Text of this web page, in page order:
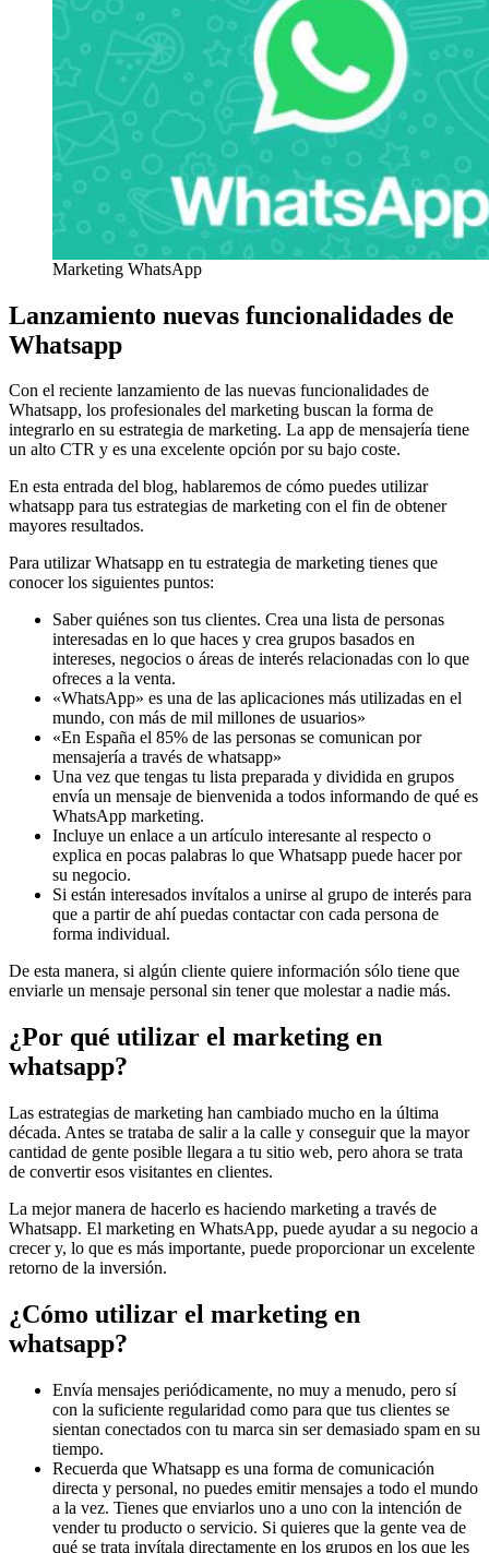
Marketing WhatsApp
Lanzamiento nuevas funcionalidades de
Whatsapp
Con el reciente lanzamiento de las nuevas funcionalidades de
Whatsapp, los profesionales del marketing buscan la forma de
integrarlo en su estrategia de marketing. La app de mensajería tiene
un alto CTR y es una excelente opción por su bajo coste.
En esta entrada del blog, hablaremos de cómo puedes utilizar
whatsapp para tus estrategias de marketing con el fin de obtener
mayores resultados.
Para utilizar Whatsapp en tu estrategia de marketing tienes que
conocer los siguientes puntos:
Saber quiénes son tus clientes. Crea una lista de personas
interesadas en lo que haces y crea grupos basados en
intereses, negocios o áreas de interés relacionadas con lo que
ofreces a la venta.
«WhatsApp» es una de las aplicaciones más utilizadas en el
mundo, con más de mil millones de usuarios»
«En España el 85% de las personas se comunican por
mensajería a través de whatsapp»
Una vez que tengas tu lista preparada y dividida en grupos
envía un mensaje de bienvenida a todos informando de qué es
WhatsApp marketing.
Incluye un enlace a un artículo interesante al respecto o
explica en pocas palabras lo que Whatsapp puede hacer por
su negocio.
Si están interesados invítalos a unirse al grupo de interés para
que a partir de ahí puedas contactar con cada persona de
forma individual.
De esta manera, si algún cliente quiere información sólo tiene que
enviarle un mensaje personal sin tener que molestar a nadie más.
¿Por qué utilizar el marketing en
whatsapp?
Las estrategias de marketing han cambiado mucho en la última
década. Antes se trataba de salir a la calle y conseguir que la mayor
cantidad de gente posible llegara a tu sitio web, pero ahora se trata
de convertir esos visitantes en clientes.
La mejor manera de hacerlo es haciendo marketing a través de
Whatsapp. El marketing en WhatsApp, puede ayudar a su negocio a
crecer y, lo que es más importante, puede proporcionar un excelente
retorno de la inversión.
¿Cómo utilizar el marketing en
whatsapp?
Envía mensajes periódicamente, no muy a menudo, pero sí
con la suficiente regularidad como para que tus clientes se
sientan conectados con tu marca sin ser demasiado spam en su
tiempo.
Recuerda que Whatsapp es una forma de comunicación
directa y personal, no puedes emitir mensajes a todo el mundo
a la vez. Tienes que enviarlos uno a uno con la intención de
vender tu producto o servicio. Si quieres que la gente vea de
qué se trata invítala directamente en los grupos en los que les